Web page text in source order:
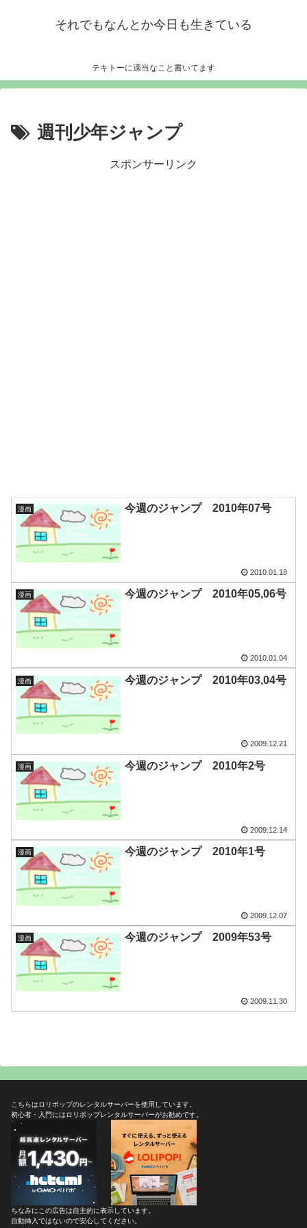
それでもなんとか今日も生きている
テキトーに適当なこと書いてます
週刊少年ジャンプ
スポンサーリンク
漫画 今週のジャンプ 2010年07号
2010.01.18
漫画 今週のジャンプ 2010年05,06号
2010.01.04
漫画 今週のジャンプ 2010年03,04号
2009.12.21
漫画 今週のジャンプ 2010年2号
2009.12.14
漫画 今週のジャンプ 2010年1号
2009.12.07
漫画 今週のジャンプ 2009年53号
2009.11.30
こちらはロリポップのレンタルサーバーを使用しています。
初心者・入門にはロリポップレンタルサーバーがお勧めです。
ちなみにこの広告は自主的に表示しています。
自動挿入ではないので安心してください。